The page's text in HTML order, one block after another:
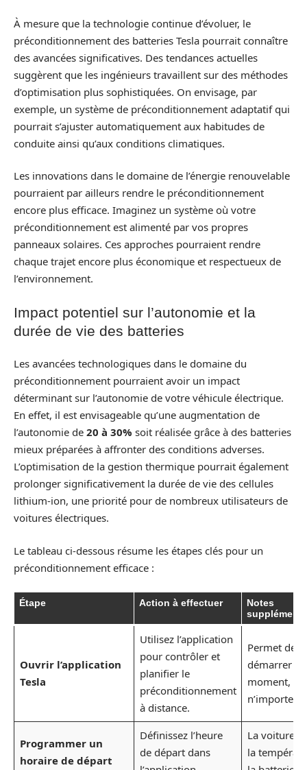
À mesure que la technologie continue d’évoluer, le
préconditionnement des batteries Tesla pourrait connaître
des avancées significatives. Des tendances actuelles
suggèrent que les ingénieurs travaillent sur des méthodes
d’optimisation plus sophistiquées. On envisage, par
exemple, un système de préconditionnement adaptatif qui
pourrait s’ajuster automatiquement aux habitudes de
conduite ainsi qu’aux conditions climatiques.
Les innovations dans le domaine de l’énergie renouvelable
pourraient par ailleurs rendre le préconditionnement
encore plus efficace. Imaginez un système où votre
préconditionnement est alimenté par vos propres
panneaux solaires. Ces approches pourraient rendre
chaque trajet encore plus économique et respectueux de
l’environnement.
Impact potentiel sur l’autonomie et la
durée de vie des batteries
Les avancées technologiques dans le domaine du
préconditionnement pourraient avoir un impact
déterminant sur l’autonomie de votre véhicule électrique.
En effet, il est envisageable qu’une augmentation de
l’autonomie de 20 à 30% soit réalisée grâce à des batteries
mieux préparées à affronter des conditions adverses.
L’optimisation de la gestion thermique pourrait également
prolonger significativement la durée de vie des cellules
lithium-ion, une priorité pour de nombreux utilisateurs de
voitures électriques.
Le tableau ci-dessous résume les étapes clés pour un
préconditionnement efficace :
Étape Action à effectuer
Notes
Ouvrir l’application
Tesla
Utilisez l’application
pour contrôler et
planifier le
préconditionnement
à distance.
Permet de
démarrer à
moment, de
n’importe
Programmer un
horaire de départ
Définissez l’heure
de départ dans
La voiture
la